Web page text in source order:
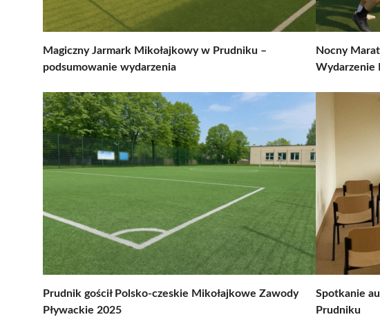
Magiczny Jarmark Mikołajkowy w Prudniku –
podsumowanie wydarzenia
Nocny
Wydarzenie
Prudnik gościł Polsko-czeskie Mikołajkowe Zawody
Pływackie 2025
Spotkanie
Prudniku